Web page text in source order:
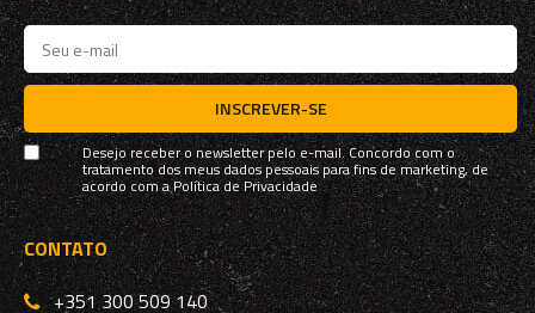
INSCREVER-SE
Desejo receber o newsletter pelo e-mail. Concordo com o
tratamento dos meus dados pessoais para fins de marketing, de
acordo com aPolítica de Privacidade
CONTATO
+351 300 509 140